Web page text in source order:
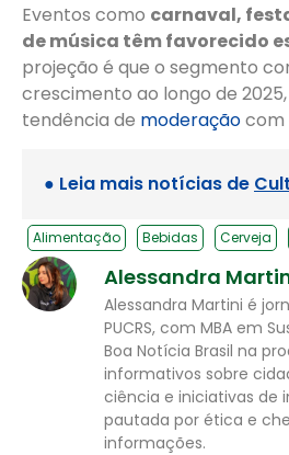
Eventos como carnaval,
de música têm favorecido
projeção é que o segmento
crescimento ao longo de
tendência de moderaçãocom
● Leia mais notícias de
Alimentação Bebidas Cerveja
Alessandra
Alessandra Martini é
PUCRS, com MBA em
Boa Notícia Brasil na
informativos sobre
ciência e iniciativas de
pautada por ética e
informações.